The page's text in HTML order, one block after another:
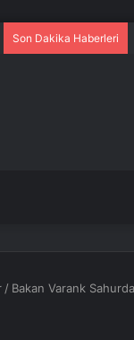
Son Dakika Haberleri
/ Bakan Varank